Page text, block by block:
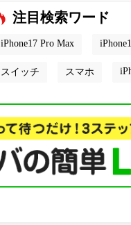
注目検索ワード
iPhone17 Pro Max
スイッチ スマホ